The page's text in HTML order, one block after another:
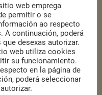
que pasedes un bo Nadal
espazos como facíamos
alegría.
web emprega
permitir o se
ao respecto
. A continuación, poderá
desexas autorizar.
web utiliza cookies
su funcionamiento.
en la página de
poderá seleccionar